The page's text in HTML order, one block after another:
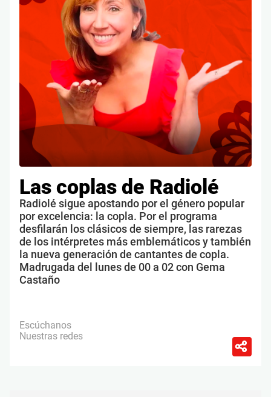
Las coplas de Radiolé
Radiolé sigue apostando por el género popular
por excelencia: la copla. Por el programa
desfilarán los clásicos de siempre, las rarezas
de los intérpretes más emblemáticos y también
la nueva generación de cantantes de copla.
Madrugada del lunes de 00 a 02 con Gema
Castaño
Escúchanos
Nuestras redes